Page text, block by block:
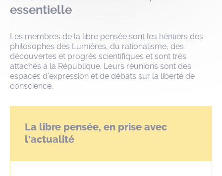
essentielle
Les membres de la libre pensée sont les héritiers des
philosophes des Lumières, du rationalisme, des
découvertes et progrès scientifiques et sont très
attachés à la République. Leurs réunions sont des
espaces d’expression et de débats sur la liberté de
conscience.
La libre pensée, en prise avec
l’actualité